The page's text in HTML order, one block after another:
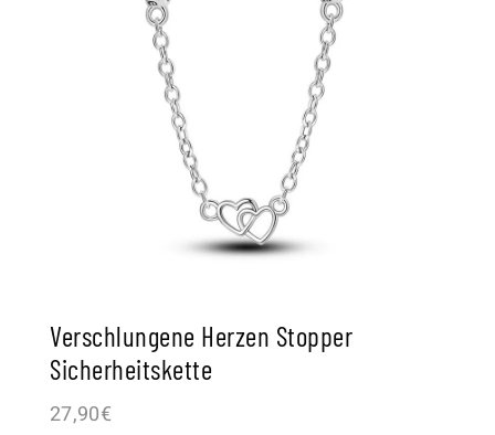
Verschlungene Herzen Stopper
Sicherheitskette
27,90€